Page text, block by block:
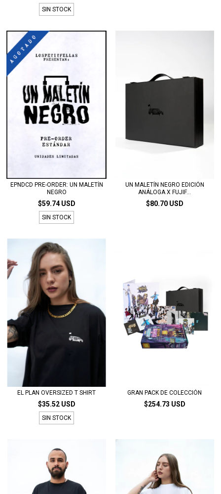
SIN STOCK
EPNDCD PRE-ORDER: UN MALETÍN
NEGRO
$59.74 USD
SIN STOCK
UN MALETÍN NEGRO EDICIÓN
ANÁLOGA X FUJIF...
$80.70 USD
EL PLAN OVERSIZED T SHIRT
$35.52 USD
SIN STOCK
GRAN PACK DE COLECCIÓN
$254.73 USD